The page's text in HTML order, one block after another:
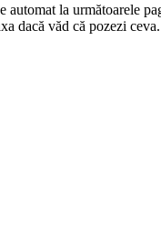
automat la următoarele
dacă văd că pozezi